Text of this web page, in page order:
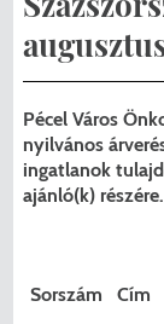
Pécel Város
nyilvános
ingatlanok
ajánló(k) részére.
Sorszám Cím